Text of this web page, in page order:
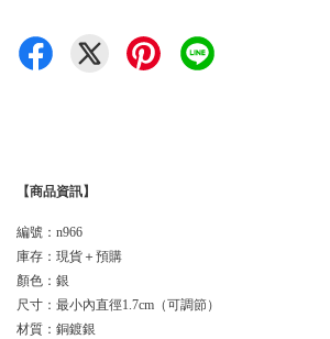
【商品資訊】
編號：n966
庫存：現貨＋預購
顏色：銀
尺寸：最小內直徑1.7cm（可調節）
材質：銅鍍銀